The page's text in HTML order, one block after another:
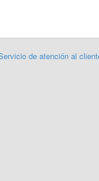
de atención al